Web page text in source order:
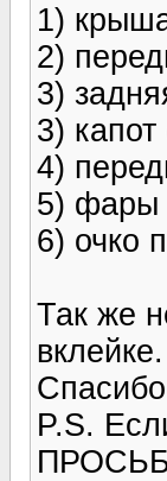
1)
2)
3)
3) капот
4)
5) фары
6) очко
Так же
вклейке.
P.S.